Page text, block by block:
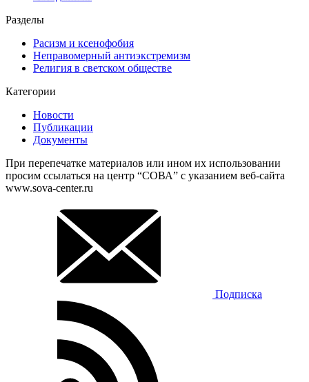
Разделы
Расизм и ксенофобия
Неправомерный антиэкстремизм
Религия в светском обществе
Категории
Новости
Публикации
Документы
При перепечатке материалов или ином их использовании
просим ссылаться на центр “СОВА” с указанием веб-сайта
www.sova-center.ru
Подписка